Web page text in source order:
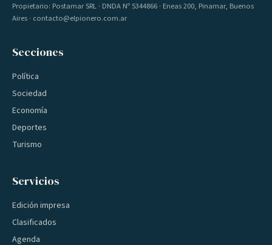
Propietario: Postamar SRL · DNDA Nº 5344866 · Eneas 200, Pinamar, Buenos
Aires · contacto@elpionero.com.ar
Secciones
Política
Sociedad
Economía
Deportes
Turismo
Servicios
Edición impresa
Clasificados
Agenda